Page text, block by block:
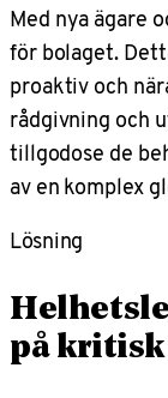
Med nya ägare
för bolaget.
proaktiv och
rådgivning och
tillgodose de
av en komplex
Lösning
på